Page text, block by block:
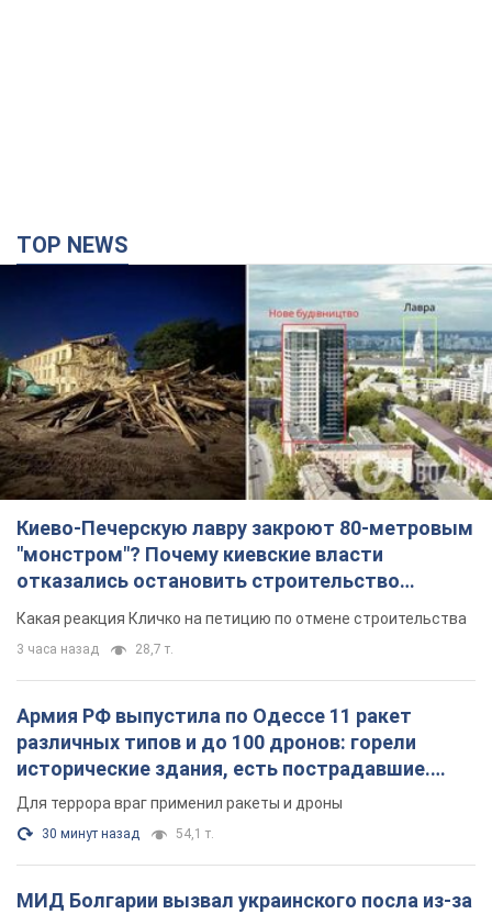
TOP NEWS
Киево-Печерскую лавру закроют 80-метровым
"монстром"? Почему киевские власти
отказались остановить строительство
небоскреба "московского верующего"
Какая реакция Кличко на петицию по отмене строительства
3 часа назад 28,7 т.
Армия РФ выпустила по Одессе 11 ракет
различных типов и до 100 дронов: горели
исторические здания, есть пострадавшие.
Фото и видео
Для террора враг применил ракеты и дроны
30 минут назад 54,1 т.
МИД Болгарии вызвал украинского посла из-за